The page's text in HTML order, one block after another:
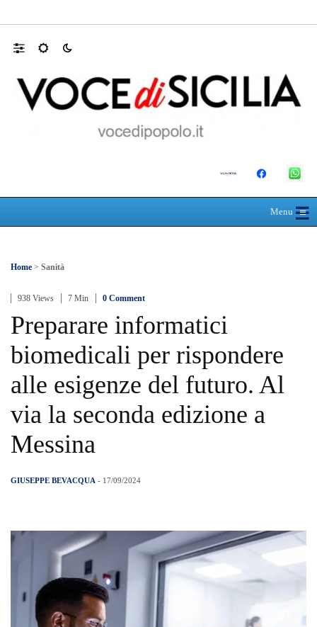
Menu≡
☰
Home > Sanità
938 Views 7 Min 0 Comment
Preparare informatici
biomedicali per rispondere
alle esigenze del futuro. Al
via la seconda edizione a
Messina
GIUSEPPE BEVACQUA - 17/09/2024